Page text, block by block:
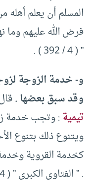
المسلم أن يعلم أهله
فرض الله عليهم وما
” ( 4 / 392 ) .
و- خدمة الزوجة
وقد سبق بعضها .
تيمية: وتجب خدمة
ويتنوع ذلك بتنوع
كخدمة القروية
. ” الفتاوى الكبرى ” ( 4 / 561 ) .